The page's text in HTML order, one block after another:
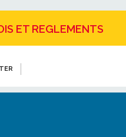
ET REGLEMENTS